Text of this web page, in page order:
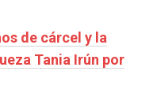
de cárcel y la
Tania Irún por